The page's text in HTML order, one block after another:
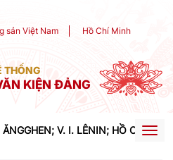
sản Việt Nam
Hồ Chí Minh
THỐNG
KIỆN ĐẢNG
V. I. LÊNIN; HỒ CHÍ